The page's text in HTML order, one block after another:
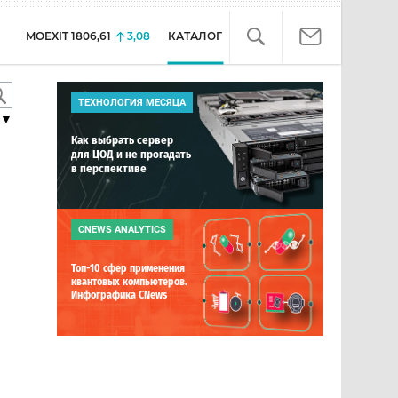
MOEXIT 1806,61 3,08 КАТАЛОГ
ТЕХНОЛОГИЯ МЕСЯЦА
Как выбрать сервер
для ЦОД и не прогадать
в перспективе
CNEWS ANALYTICS
Топ-10 сфер применения
квантовых компьютеров.
Инфографика CNews